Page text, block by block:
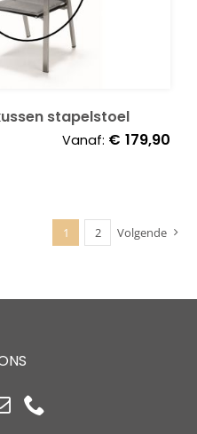
stapelstoel
Vanaf: € 179,90
1 2 Volgende